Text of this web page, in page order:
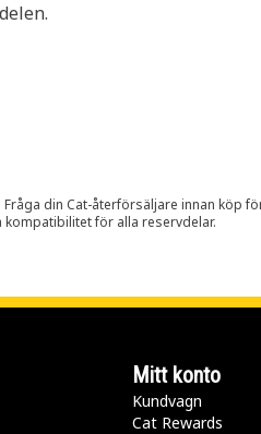
din Cat-återförsäljare innan köp
för alla reservdelar.
Mitt konto
Kundvagn
Cat Rewards